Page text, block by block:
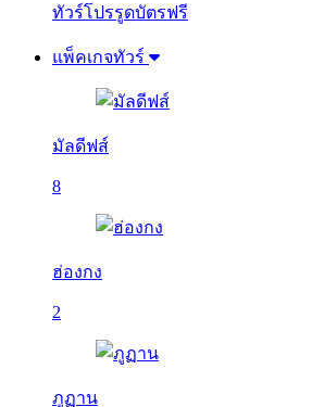
ทัวร์โปรรูดบัตรฟรี
แพ็คเกจทัวร์
มัลดีฟส์
8
ฮ่องกง
2
ภูฏาน